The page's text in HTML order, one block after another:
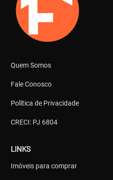
Quem Somos
Fale Conosco
Política de Privacidade
CRECI: PJ 6804
LINKS
Imóveis para comprar